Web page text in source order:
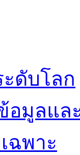
ดับโลก
อมูลแล
ฉพาะ